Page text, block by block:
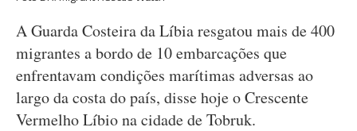
A Guarda Costeira da Líbia resgatou mais de 400
migrantes a bordo de 10 embarcações que
enfrentavam condições marítimas adversas ao
largo da costa do país, disse hoje o Crescente
Vermelho Líbio na cidade de Tobruk.